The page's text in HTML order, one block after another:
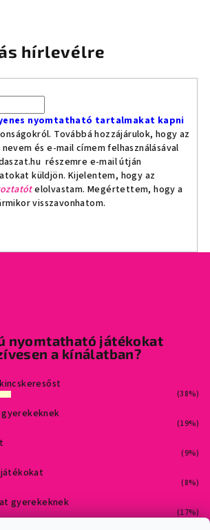
hírlevélre
nyomtatható tartalmakat kapni
Továbbá hozzájárulok, hogy az
és e-mail címem felhasználásával
részemre e-mail útján
küldjön. Kijelentem, hogy az
elolvastam. Megértettem, hogy a
visszavonhatom.
nyomtatható játékokat
a kínálatban?
(38%)
(19%)
(9%)
(8%)
gyerekeknek
(17%)